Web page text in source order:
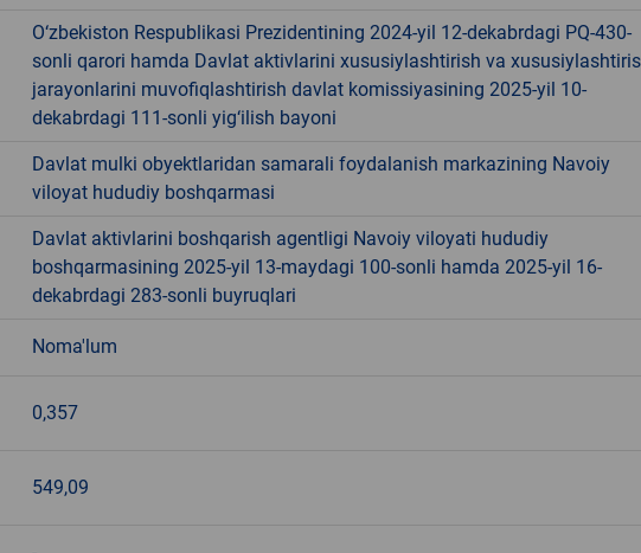
O‘zbekiston Respublikasi Prezidentining 2024-yil 12-dekabrdagi PQ-430-
sonli qarori hamda Davlat aktivlarini xususiylashtirish va
jarayonlarini muvofiqlashtirish davlat komissiyasining 2025-yil 10-
dekabrdagi 111-sonli yig‘ilish bayoni
Davlat mulki obyektlaridan samarali foydalanish markazining Navoiy
viloyat hududiy boshqarmasi
Davlat aktivlarini boshqarish agentligi Navoiy viloyati hududiy
boshqarmasining 2025-yil 13-maydagi 100-sonli hamda 2025-yil 16-
dekabrdagi 283-sonli buyruqlari
Noma'lum
0,357
549,09